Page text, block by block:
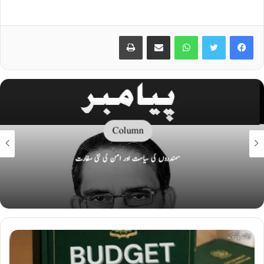
Facebook
Twitter
WhatsApp
Share via Email
Print
Column
سمندروں کی سیاست اور امن کی نئی سفارت